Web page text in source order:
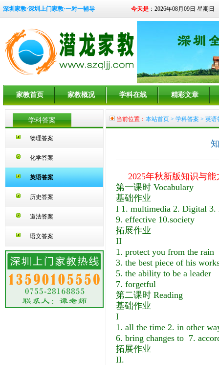
深圳家教·深圳上门家教·一对一辅导 今天是：2026年08月09日 星期日
家教首页 家教概况 学科在线 精彩文章
学科答案
物理答案
化学答案
英语答案
历史答案
道法答案
语文答案
当前位置： 本站首页 > 学科答案 > 英语
2025年秋新版知识与能
第一课时 Vocabulary
基础作业
I 1. multimedia 2. Digital 3.
9. effective 10.society
拓展作业
II
1. protect you from
3. the best piece of his
5. the ability to be a
7. forgetful 8.
第二课时 Reading
基础作业
I
1. all the time 2. in other
6. bring changes to 7.
拓展作业
II.